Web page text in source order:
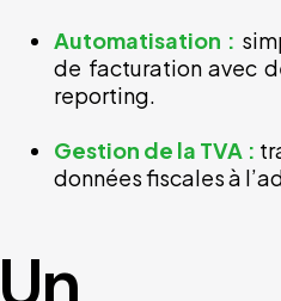
Automatisation :
de facturation avec
reporting.
Gestion de la TVA :
données fiscales à